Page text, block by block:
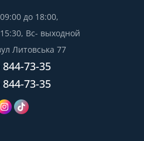
до 18:00,
Вс- выходной
Литовська 77
73-35
73-35